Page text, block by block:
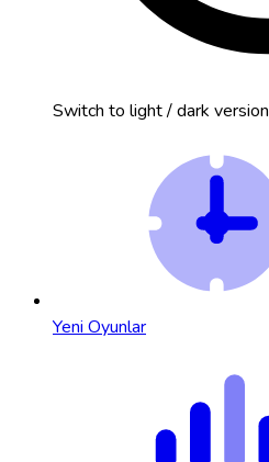
Switch to light / dark version
Yeni Oyunlar